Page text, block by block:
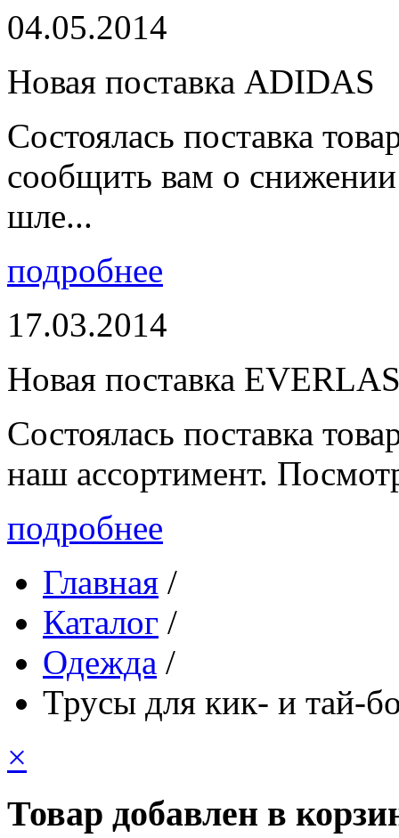
04.05.2014
Новая поставка ADIDAS
Состоялась поставка
сообщить вам о
шле...
подробнее
17.03.2014
Новая поставка
Состоялась поставка
наш ассортимент.
подробнее
Главная /
Каталог /
Одежда /
Трусы для кик- и тай-
×
Товар добавлен в